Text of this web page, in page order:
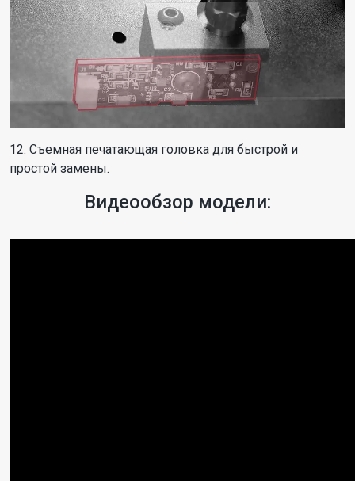
12. Съемная печатающая головка для быстрой и
простой замены.
Видеообзор модели: